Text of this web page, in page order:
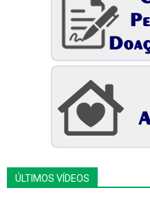
ÚLTIMOS VÍDEOS